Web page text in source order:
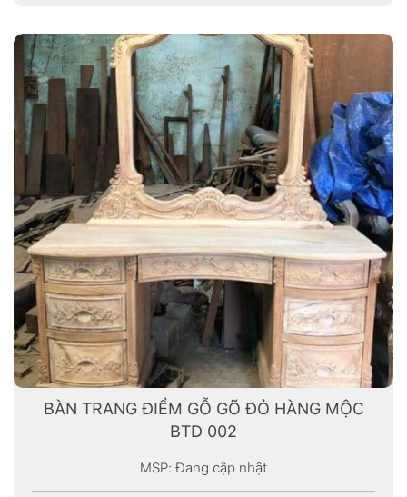
BÀN TRANG ĐIỂM GỖ GÕ ĐỎ HÀNG MỘC
BTD 002
MSP: Đang cập nhật